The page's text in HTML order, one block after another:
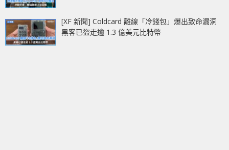
[XF 新聞] Coldcard 離線「冷錢包」爆出致命漏洞
黑客已盜走逾 1.3 億美元比特幣